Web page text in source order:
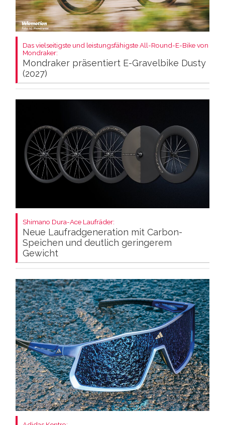
Das vielseitigste und leistungsfähigste All-Round-E-Bike von
Mondraker:
Mondraker präsentiert E-Gravelbike Dusty
(2027)
Shimano Dura-Ace Laufräder:
Neue Laufradgeneration mit Carbon-
Speichen und deutlich geringerem
Gewicht